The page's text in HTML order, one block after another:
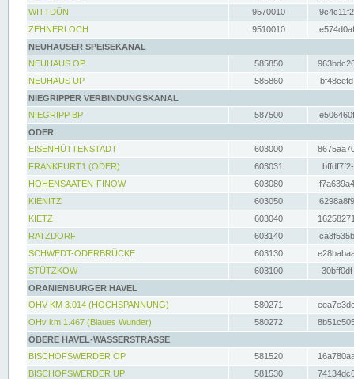
WITTDÜN
9570010
ZEHNERLOCH
9510010
NEUHAUSER SPEISEKANAL
NEUHAUS OP
585850
NEUHAUS UP
585860
NIEGRIPPER VERBINDUNGSKANAL
NIEGRIPP BP
587500
ODER
EISENHÜTTENSTADT
603000
FRANKFURT1 (ODER)
603031
HOHENSAATEN-FINOW
603080
KIENITZ
603050
KIETZ
603040
RATZDORF
603140
SCHWEDT-ODERBRÜCKE
603130
STÜTZKOW
603100
ORANIENBURGER HAVEL
OHV KM 3.014 (HOCHSPANNUNG)
580271
OHv km 1.467 (Blaues Wunder)
580272
OBERE HAVEL-WASSERSTRASSE
BISCHOFSWERDER OP
581520
BISCHOFSWERDER UP
581530